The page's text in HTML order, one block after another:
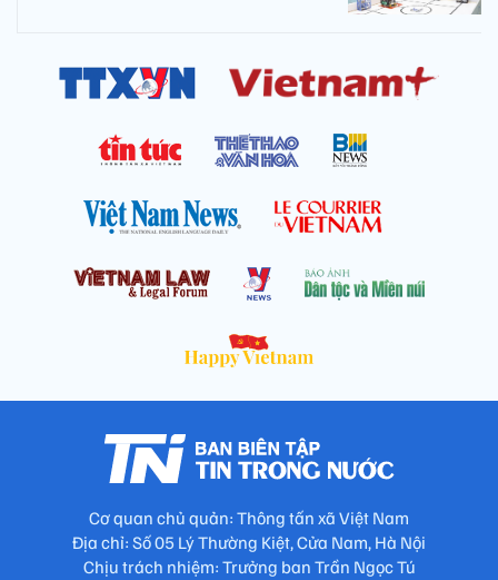
Cơ quan chủ quản: Thông tấn xã Việt Nam
Địa chỉ: Số 05 Lý Thường Kiệt, Cửa Nam, Hà Nội
Chịu trách nhiệm: Trưởng ban Trần Ngọc Tú